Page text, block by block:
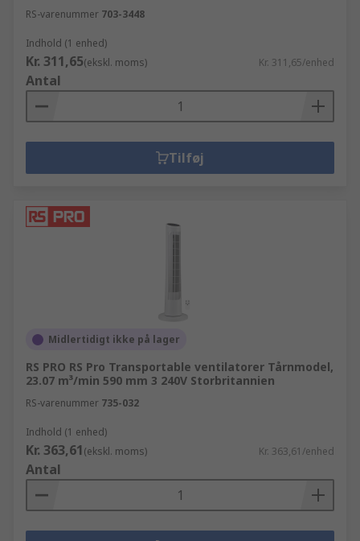
RS-varenummer 703-3448
Indhold (1 enhed)
Kr. 311,65(ekskl. moms) Kr. 311,65/enhed
Antal
Tilføj
Midlertidigt ikke på lager
RS PRO RS Pro Transportable ventilatorer Tårnmodel,
23.07 m³/min 590 mm 3 240V Storbritannien
RS-varenummer 735-032
Indhold (1 enhed)
Kr. 363,61(ekskl. moms) Kr. 363,61/enhed
Antal